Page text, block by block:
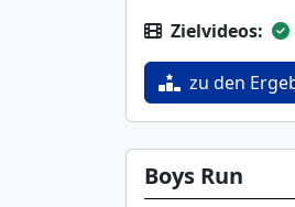
Zielvideos:
zu den
Boys Run